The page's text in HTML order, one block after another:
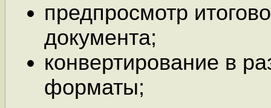
предпросмотр
документа;
конвертирование в
форматы;